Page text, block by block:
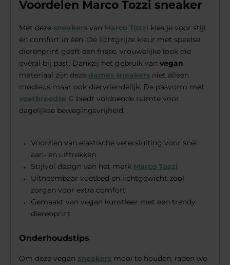
Voordelen Marco Tozzi sneaker
Met deze sneakers van Marco Tozzi kies je voor stijl
én comfort in één. De lichtgrijze kleur met speelse
dierenprint geeft een frisse, vrouwelijke look die
overal bij past. Dankzij het gebruik van vegan
materiaal zijn deze dames sneakers niet alleen
modieus maar ook diervriendelijk. De pasvorm met
voetbreedte G biedt voldoende ruimte voor
dagelijkse bewegingsvrijheid.
Voorzien van elastische vetersluiting voor snel
aan- en uittrekken
Stijlvol design van het merk Marco Tozzi
Uitneembaar voetbed en lichtgewicht zool
zorgen voor extra comfort
Gemaakt van vegan kunstleer met een trendy
dierenprint
Onderhoudstips
Om deze vegan sneakers mooi te houden, raden we